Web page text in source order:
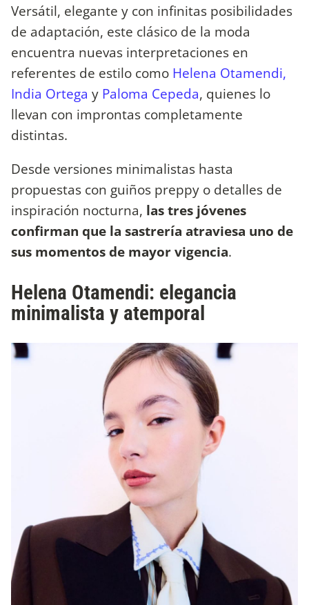
Versátil, elegante y con infinitas posibilidades
de adaptación, este clásico de la moda
encuentra nuevas interpretaciones en
referentes de estilo como Helena Otamendi,
India Ortega y Paloma Cepeda, quienes lo
llevan con improntas completamente
distintas.
Desde versiones minimalistas hasta
propuestas con guiños preppy o detalles de
inspiración nocturna, las tres jóvenes
confirman que la sastrería atraviesa uno de
sus momentos de mayor vigencia.
Helena Otamendi: elegancia
minimalista y atemporal